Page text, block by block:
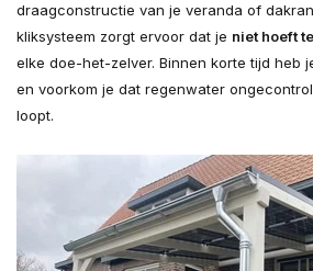
draagconstructie van je veranda of
kliksysteem zorgt ervoor dat je niet hoeft
elke doe-het-zelver. Binnen korte tijd heb
en voorkom je dat regenwater
loopt.